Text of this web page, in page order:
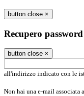
button close ×
Recupero password
button close ×
all'indirizzo indicato con le
Non hai una e-mail associata